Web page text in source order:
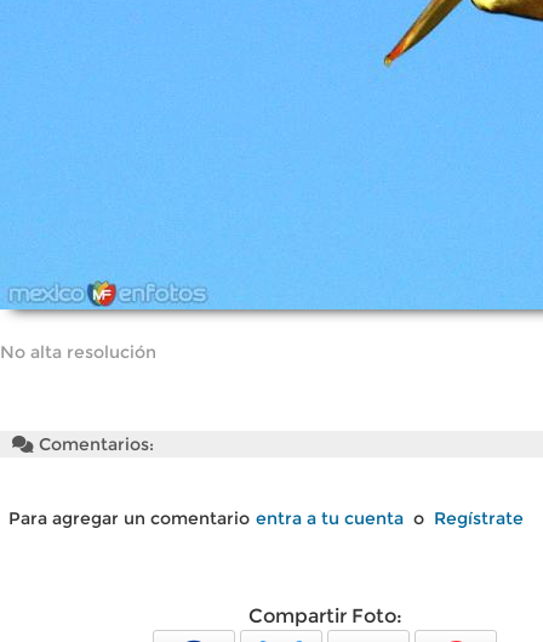
No alta resolución
Comentarios:
Para agregar un comentario entra a tu cuenta o Regístrate
Compartir Foto: